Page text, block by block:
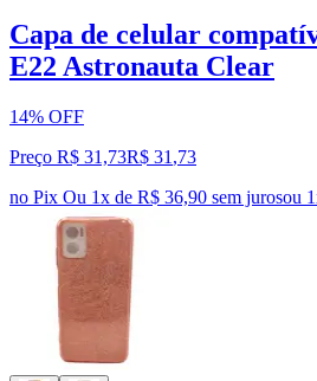
Capa de celular
E22 Astronauta Clear
14% OFF
Preço R$ 31,73R$ 31 ,73
no Pix Ou 1x de R$ 36,90 sem jurosou 1